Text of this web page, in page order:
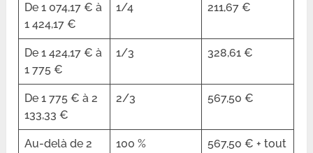
De 1 074,17 € à
1 424,17 €
1/4 211,67 €
De 1 424,17 € à
1 775 €
1/3 328,61 €
De 1 775 € à 2
133,33 €
2/3 567,50 €
Au-delà de 2
100 %
567,50 € + tout